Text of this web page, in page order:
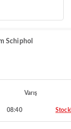
Schiphol
Varış
08:40